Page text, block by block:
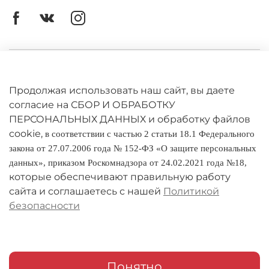
Оферта
Политика конфиденциальности
Оплата и доставка
Условия обмена и возврата
Реквизиты
Продолжая использовать наш сайт, вы даете
согласие на СБОР И ОБРАБОТКУ
ПЕРСОНАЛЬНЫХ ДАННЫХ и обработку файлов
cookie, в соответствии с частью 2 статьи 18.1 Федерального
закона от 27.07.2006 года № 152-ФЗ «О защите персональных
данных», приказом Роскомнадзора от 24.02.2021 года №18,
которые обеспечивают правильную работу
сайта и соглашаетесь с нашей Политикой
безопасности